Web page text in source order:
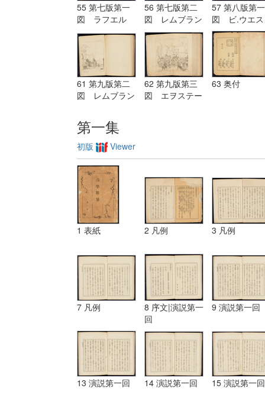
55 第七版第一
図 ラフエル
Raffaelle
56 第七版第二
図 レムブラン
ド Rembrandt
57 第八版第一
図 ビ.ウエス
ト B.West
61 第九版第二
図 レムブラン
62 第九版第三
図 エヲステー
63 奥付
第一集
初版 Viewer
1 表紙 2 凡例 3 凡例
7 凡例
8 序文|演説第一
回
9 演説第一回
13 演説第一回 14 演説第一回 15 演説第一回